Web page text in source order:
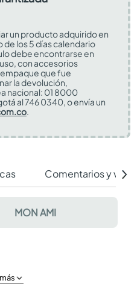
un producto adquirido en
de los 5 días calendario
debe encontrarse en
con accesorios
que fue
la devolución,
nacional: 01 8000
al 746 0340, o envía un
.
Comentarios y
MON AMI